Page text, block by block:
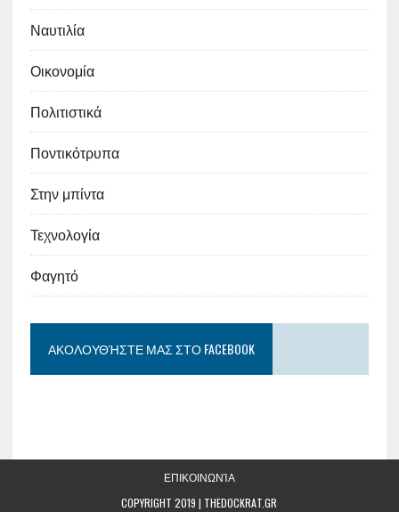
Ναυτιλία
Οικονομία
Πολιτιστικά
Ποντικότρυπα
Στην μπίντα
Τεχνολογία
Φαγητό
ΑΚΟΛΟΥΘΉΣΤΕ ΜΑΣ ΣΤΟ FACEBOOK
ΕΠΙΚΟΙΝΩΝΊΑ
COPYRIGHT 2019 | THEDOCKRAT.GR